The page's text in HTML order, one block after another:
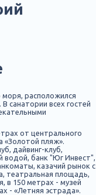
расположился
санатории всех гостей
от центрального
«Золотой пляж».
дайвинг-клуб,
водой, банк "Юг Инвест",
казачий рынок с
театральная площадь,
в 150 метрах - музей
- «Летняя эстрада».